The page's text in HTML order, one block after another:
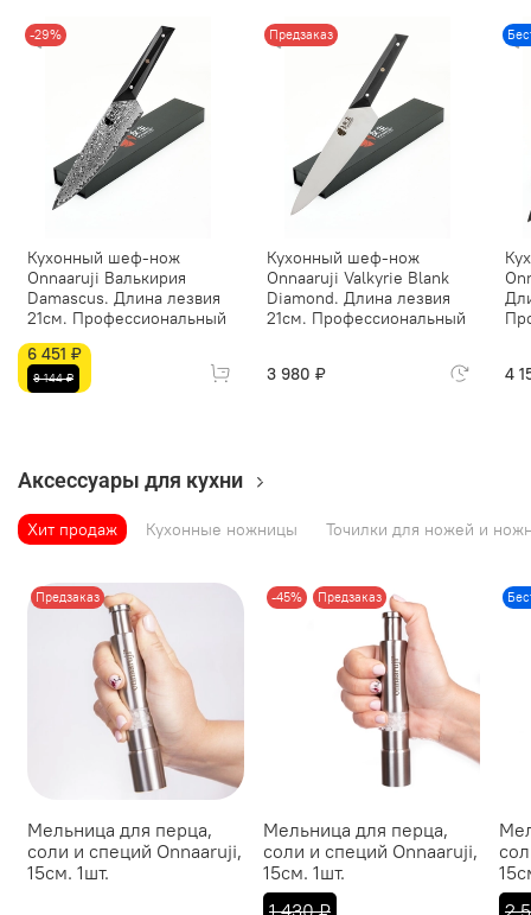
-29%
Кухонный шеф-нож
Onnaaruji Валькирия
Damascus. Длина лезвия
21см. Профессиональный
6 451 ₽
9 144 ₽
Предзаказ
Кухонный шеф-нож
Onnaaruji Valkyrie Blank
Diamond. Длина лезвия
21см. Профессиональный
3 980 ₽ 4
Аксессуары для кухни
Хит продаж Кухонные ножницы Точилки для ножей и
Предзаказ
Мельница для перца,
соли и специй Onnaaruji,
15см. 1шт.
-45% Предзаказ
Мельница для перца,
соли и специй Onnaaruji,
15см. 1шт.